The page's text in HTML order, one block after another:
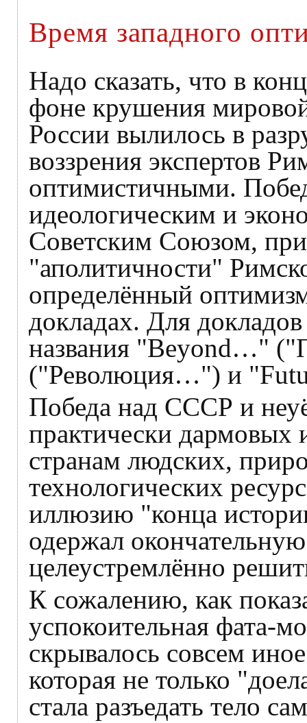
Время западного
Надо сказать, что в
фоне крушения
России вылилось в
воззрения экспертов
оптимистичными.
идеологическим и
Советским Союзом,
"аполитичности"
определённый
докладах. Для
названия "Beyond…"
("Революция…") и
Победа над СССР и
практически дармовых
странам людских,
технологических
иллюзию "конца
одержал
целеустремлённо
К сожалению, как
успокоительная фата-
скрывалось совсем
которая не только
стала разъедать тело